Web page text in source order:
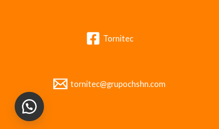
Tornitec
tornitec@grupochshn.com